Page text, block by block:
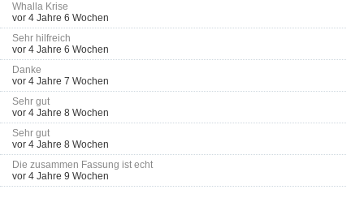
Whalla Krise
vor 4 Jahre 6 Wochen
Sehr hilfreich
vor 4 Jahre 6 Wochen
Danke
vor 4 Jahre 7 Wochen
Sehr gut
vor 4 Jahre 8 Wochen
Sehr gut
vor 4 Jahre 8 Wochen
Die zusammen Fassung ist echt
vor 4 Jahre 9 Wochen